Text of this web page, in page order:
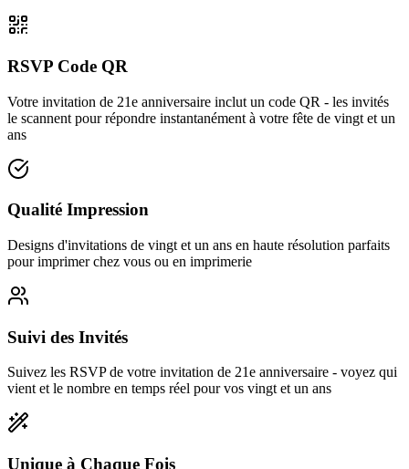
RSVP Code QR
Votre invitation de 21e anniversaire inclut un code QR - les invités
le scannent pour répondre instantanément à votre fête de vingt et un
ans
Qualité Impression
Designs d'invitations de vingt et un ans en haute résolution parfaits
pour imprimer chez vous ou en imprimerie
Suivi des Invités
Suivez les RSVP de votre invitation de 21e anniversaire - voyez qui
vient et le nombre en temps réel pour vos vingt et un ans
Unique à Chaque Fois